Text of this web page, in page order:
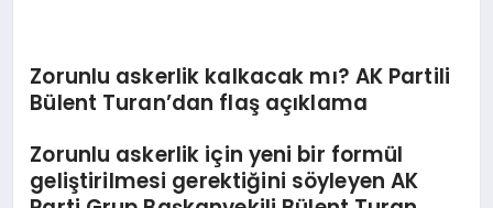
NURHAK
Zorunlu askerlik kalkacak mı? AK Partili
Bülent Turan’dan flaş açıklama
Zorunlu askerlik için yeni bir formül
geliştirilmesi gerektiğini söyleyen AK